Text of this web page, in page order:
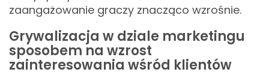
zaangażowanie graczy znacząco wzrośnie.
Grywalizacja w dziale marketingu
sposobem na wzrost
zainteresowania wśród klientów